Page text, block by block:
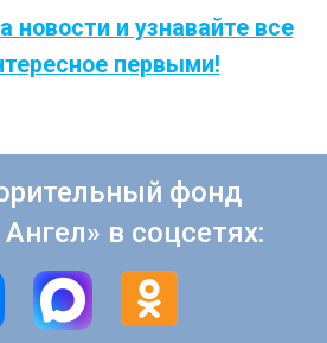
новости и узнавайте все
первыми!
фонд
в соцсетях: